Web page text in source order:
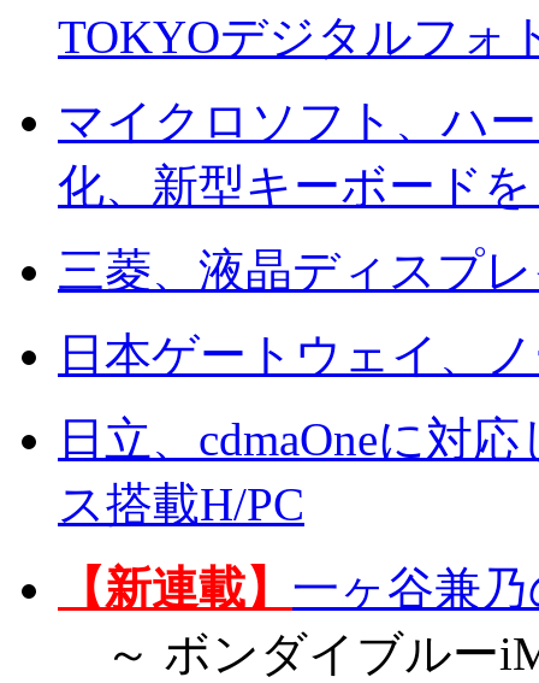
TOKYOデジタルフォ
マイクロソフト、ハ
化、新型キーボード
三菱、液晶ディスプ
日本ゲートウェイ、
日立、cdmaOneに対
ス搭載H/PC
【新連載】 一ヶ谷兼
～ ボンダイブルー